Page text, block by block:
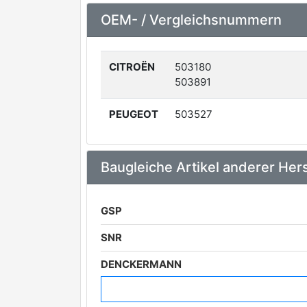
OEM- / Vergleichsnummern
CITROËN 503180
503891
PEUGEOT 503527
Baugleiche Artikel anderer
GSP
SNR
DENCKERMANN